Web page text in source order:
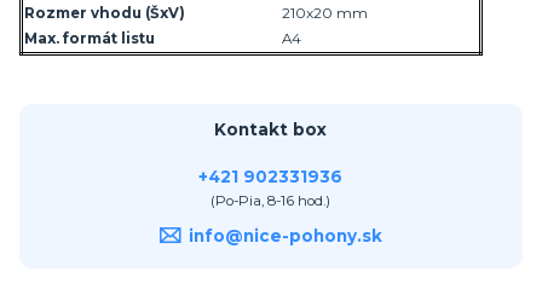
Rozmer vhodu (ŠxV)
210x20 mm
Max. formát listu
A4
Kontakt box
+421 902331936
(Po-Pia, 8-16 hod.)
info@nice-pohony.sk